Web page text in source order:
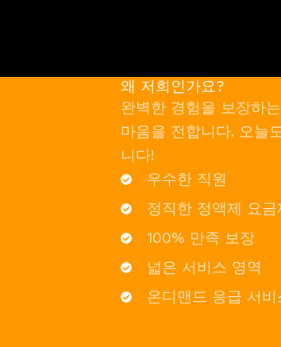
왜 저희인가요?
완벽한 경험을 보장하
마음을 전합니다. 오늘
니다!
우수한 직원
정직한 정액제 요금
100% 만족 보장
넓은 서비스 영역
온디맨드 응급 서비